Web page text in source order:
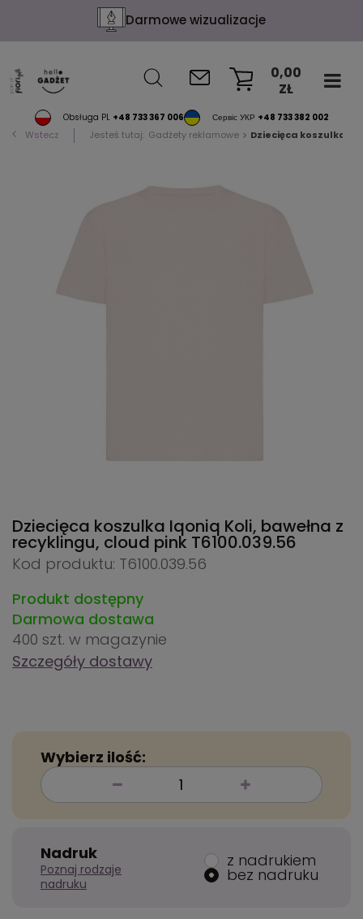
Konfekcja na życzenie
Obsługa PL +48 733 367 006 Сервіс УКР +48 733 382 002
0,00
ZŁ
Wstecz Jesteś tutaj: Gadżety reklamowe Dziecięca koszulka
Dziecięca koszulka Iqoniq Koli, bawełna z
recyklingu, cloud pink T6100.039.56
Kod produktu: T6100.039.56
Produkt dostępny
Darmowa dostawa
400 szt. w magazynie
Szczegóły dostawy
Wybierz ilość:
Nadruk
Poznaj rodzaje
nadruku
z nadrukiem
bez nadruku